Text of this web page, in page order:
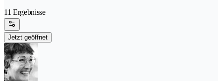
11 Ergebnisse
Jetzt geöffnet